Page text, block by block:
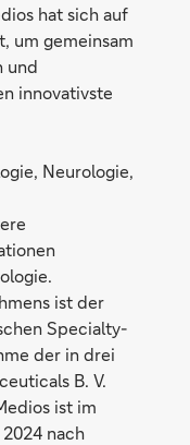
hat sich auf
um gemeinsam
und
innovativste
Neurologie,
ist der
Specialty-
der in drei
B. V.
ist im
nach